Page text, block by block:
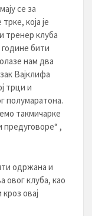
се за
која је
тренер клуба
бити
нам два
Вајклифа
трци и
полумаратона.
такмичарке
предуговоре“ ,
одржана и
овог клуба, као
овај